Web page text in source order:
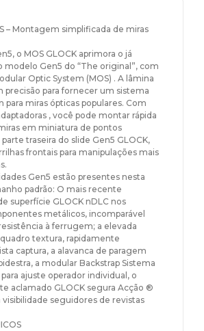
– Montagem simplificada de miras
o MOS GLOCK aprimora o já
modelo Gen5 do “The original”, com
Optic System (MOS) . A lâmina
precisão para fornecer um sistema
miras ópticas populares. Com
, você pode montar rápida
em miniatura de pontos
traseira do slide Gen5 GLOCK,
frontais para manipulações mais
Gen5 estão presentes nesta
padrão: O mais recente
superfície GLOCK nDLC nos
metálicos, incomparável
à ferrugem; a elevada
textura, rapidamente
captura, a alavanca de paragem
a modular Backstrap Sistema
para ajuste operador individual, o
aclamado GLOCK segura Acção ®
visibilidade seguidores de revistas